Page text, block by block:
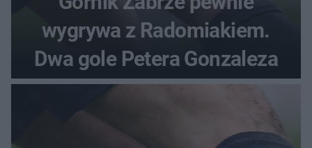
wygrywa z Radomiakiem.
Dwa gole Petera Gonzaleza